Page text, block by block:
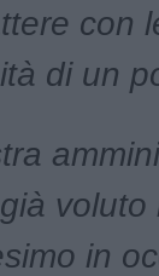
con
di un
in